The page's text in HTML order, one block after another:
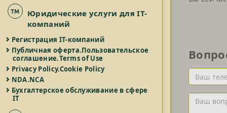
Юридические услуги для IT-
компаний
Регистрация IT-компаний
Публичная оферта.Пользовательское
соглашение.Terms of Use
Privacy Policy.Cookie Policy
NDA.NCA
Бухгалтерское обслуживание в сфере
IT
Ваш
телефон
и/
или
Ваш
вопрос